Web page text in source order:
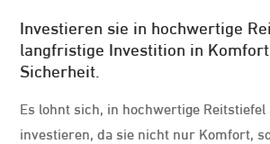
Investieren sie in hochwertige
langfristige Investition in
Sicherheit.
Es lohnt sich, in hochwertige
investieren, da sie nicht nur Komfort,